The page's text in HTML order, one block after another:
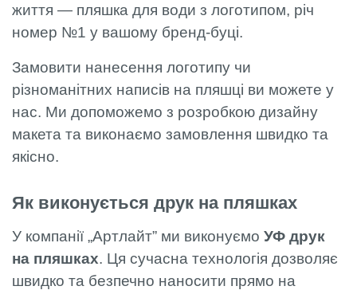
життя — пляшка для води з логотипом, річ
номер №1 у вашому бренд-буці.
Замовити нанесення логотипу чи
різноманітних написів на пляшці ви можете у
нас. Ми допоможемо з розробкою дизайну
макета та виконаємо замовлення швидко та
якісно.
Як виконується друк на пляшках
У компанії „Артлайт” ми виконуємо УФ друк
на пляшках. Ця сучасна технологія дозволяє
швидко та безпечно наносити прямо на